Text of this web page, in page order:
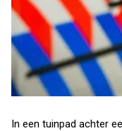
In een tuinpad achter